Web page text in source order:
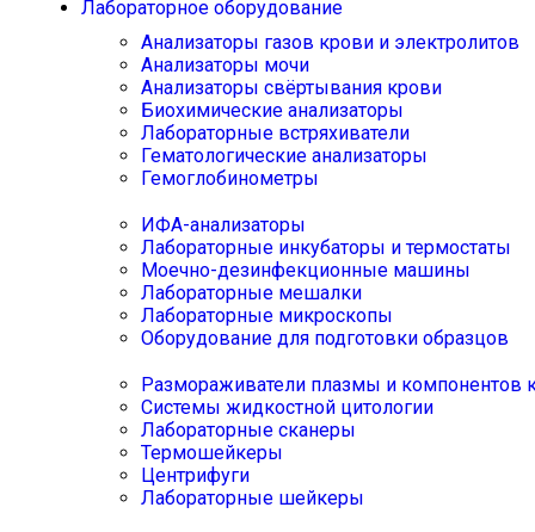
Лабораторное оборудование
Анализаторы газов крови и электролитов
Анализаторы мочи
Анализаторы свёртывания крови
Биохимические анализаторы
Лабораторные встряхиватели
Гематологические анализаторы
Гемоглобинометры
ИФА-анализаторы
Лабораторные инкубаторы и термостаты
Моечно-дезинфекционные машины
Лабораторные мешалки
Лабораторные микроскопы
Оборудование для подготовки образцов
Размораживатели плазмы и компонентов
Системы жидкостной цитологии
Лабораторные сканеры
Термошейкеры
Центрифуги
Лабораторные шейкеры